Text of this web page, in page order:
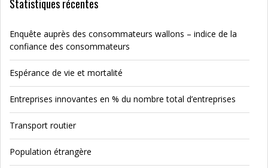
Statistiques récentes
Enquête auprès des consommateurs wallons – indice de la
confiance des consommateurs
Espérance de vie et mortalité
Entreprises innovantes en % du nombre total d’entreprises
Transport routier
Population étrangère